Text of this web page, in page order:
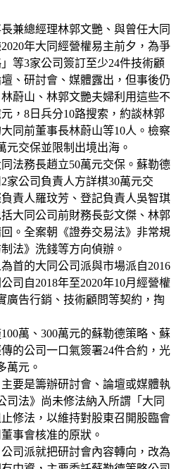
兼總經理林郭文艷、與曾任大同
年大同經營權易主前夕，為爭
等3家公司簽訂至少24件技術顧
、研討會、媒體露出，但事後仍
蔚山、林郭文艷夫婦利用這些不
，8日兵分10路搜索，約談林郭
同前董事長林蔚山等10人。檢察
元交保並限制出境出海。
法務長趙立50萬元交保。蘇勒德
家公司負責人方詳棋30萬元交
責人羅玟芳、登記負責人吳智琪
大同公司前財務長彭文傑、林郭
。全案朝《證券交易法》非常規
法》洗錢等方向偵辦。
首的大同公司派與市場派自2016
司自2018年至2020年10月經營權
廣告行銷、技術顧問等契約，掏
萬、300萬元的蘇勒德策略、蘇
的公司一口氣簽署24件合約，光
萬元。
要是籌辦研討會、論壇或媒體執
司法》尚未修法納入所謂「大同
修法，以維持對股東召開股臨會
事會核准的原狀。
司派就把研討會內容轉向，改為